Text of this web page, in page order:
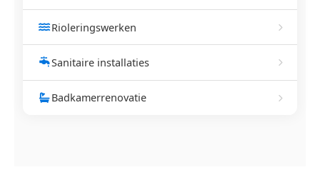
Rioleringswerken
Sanitaire installaties
Badkamerrenovatie